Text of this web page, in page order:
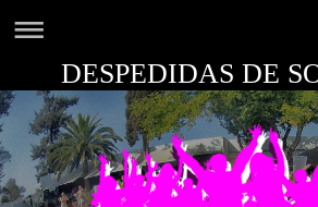
DESPEDIDAS DE